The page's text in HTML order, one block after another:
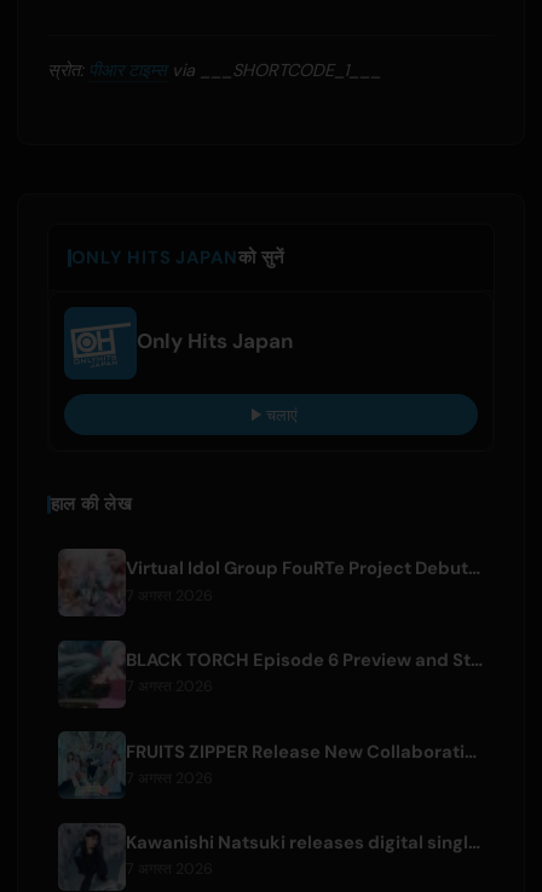
स्रोत: पीआर टाइम्सvia ___SHORTCODE_1___
ONLY HITS JAPANको सुनें
Only Hits Japan
चलाएं
हाल की लेख
Virtual Idol Group FouRTe Project Debuts with 'ALL IN' Album Produced by m-flo's ☆Taku Takahashi
BLACK TORCH Episode 6 Preview and Streaming Details
FRUITS ZIPPER Release New Collaboration Song '1,2,3,FOOOOUR'
Kawanishi Natsuki releases digital single 'Sayonara wa Ichiban Kirei na Atashi de'